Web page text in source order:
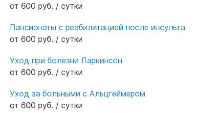
от 600 руб. / сутки
Пансионаты с реабилитацией после инсульта
от 600 руб. / сутки
Уход при болезни Паркинсон
от 600 руб. / сутки
Уход за больными с Альцгеймером
от 600 руб. / сутки